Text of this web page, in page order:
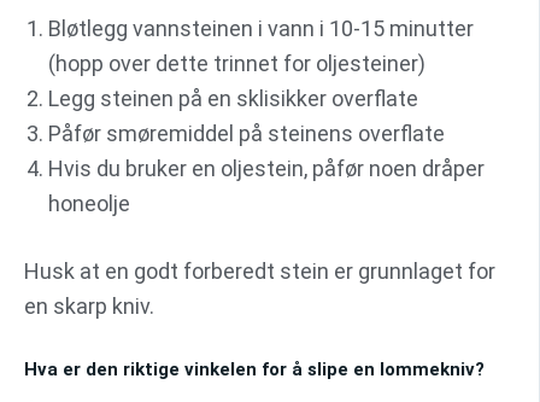
Bløtlegg vannsteinen i vann i 10-15 minutter
(hopp over dette trinnet for oljesteiner)
Legg steinen på en sklisikker overflate
Påfør smøremiddel på steinens overflate
Hvis du bruker en oljestein, påfør noen dråper
honeolje
Husk at en godt forberedt stein er grunnlaget for
en skarp kniv.
Hva er den riktige vinkelen for å slipe en lommekniv?